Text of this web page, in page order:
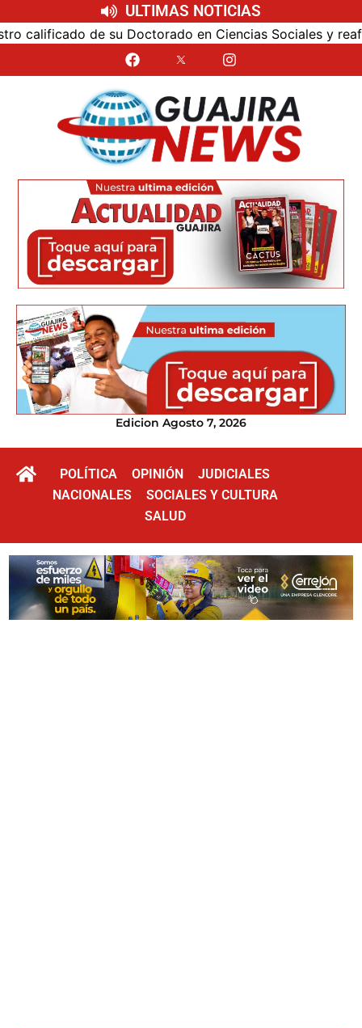
ULTIMAS NOTICIAS
de su Doctorado en Ciencias Sociales y
Edicion Agosto 7, 2026
POLÍTICA OPINIÓN
JUDICIALES
NACIONALES
SOCIALES Y CULTURA
SALUD